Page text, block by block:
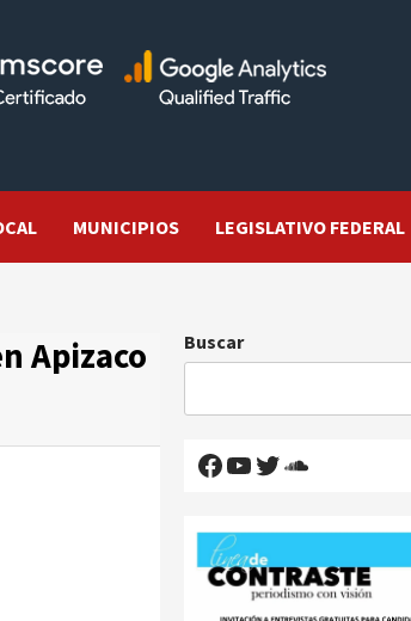
MUNICIPIOS LEGISLATIVO FEDERAL
Apizaco
Buscar
Facebook
YouTube
Twitter
SoundCloud